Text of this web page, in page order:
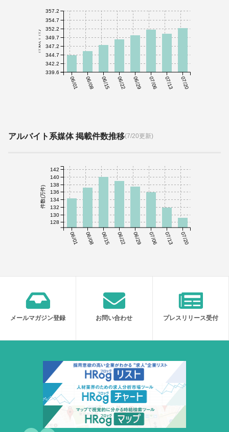
06/01 06/08 06/15 06/22 06/29 07/06 07/13 07/20
件数(千件)
339.6
342.2
344.7
347.2
349.7
352.2
354.7
357.2
アルバイト系媒体 掲載件数推移(7/20更新)
06/01 06/08 06/15 06/22 06/29 07/06 07/13 07/20
件数(万件)
128
130
132
134
136
138
140
142
メールマガジン登録 お問い合わせ プレスリリース受付